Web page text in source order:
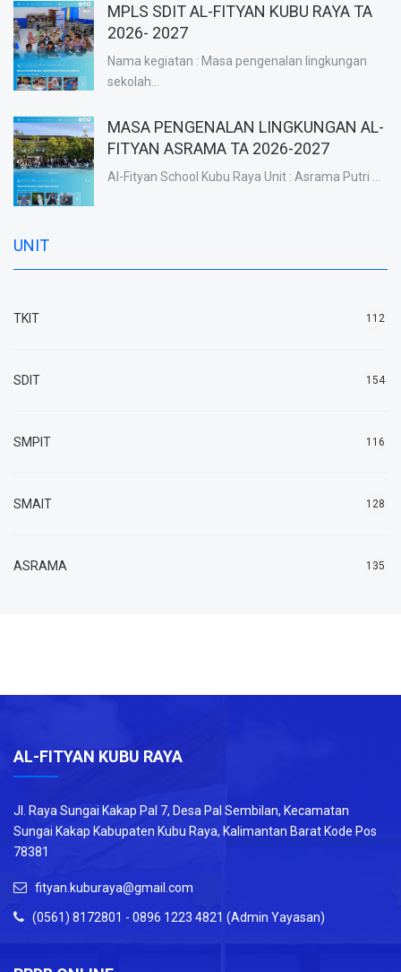
MPLS SDIT AL-FITYAN KUBU RAYA TA
2026- 2027
Nama kegiatan : Masa pengenalan lingkungan
sekolah...
MASA PENGENALAN LINGKUNGAN AL-
FITYAN ASRAMA TA 2026-2027
Al-Fityan School Kubu Raya Unit : Asrama Putri ...
UNIT
TKIT 112
SDIT 154
SMPIT 116
SMAIT 128
ASRAMA 135
AL-FITYAN KUBU RAYA
Jl. Raya Sungai Kakap Pal 7, Desa Pal Sembilan, Kecamatan
Sungai Kakap Kabupaten Kubu Raya, Kalimantan Barat Kode Pos
78381
fityan.kuburaya@gmail.com
(0561) 8172801 - 0896 1223 4821 (Admin Yayasan)